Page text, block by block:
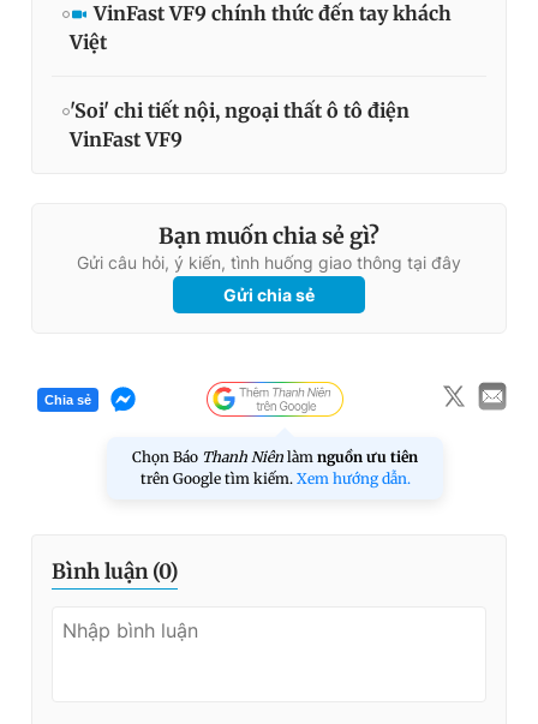
VinFast VF9 chính thức đến tay khách
Việt
'Soi' chi tiết nội, ngoại thất ô tô điện
VinFast VF9
Bạn muốn chia sẻ gì?
Gửi câu hỏi, ý kiến, tình huống giao thông tại đây
Gửi chia sẻ
Chia sẻ
Chọn Báo Thanh Niên làm nguồn ưu tiên
trên Google tìm kiếm. Xem hướng dẫn.
Bình luận (0)